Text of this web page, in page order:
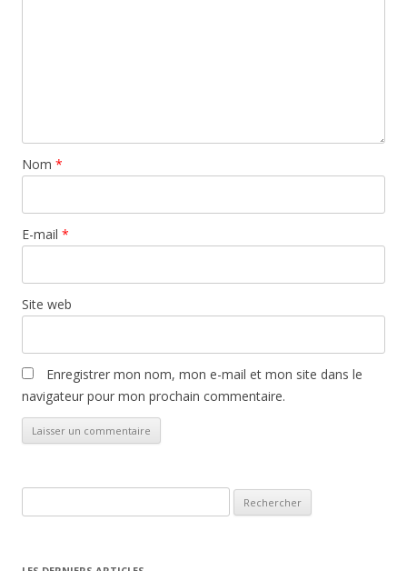
Nom *
E-mail *
Site web
Enregistrer mon nom, mon e-mail et mon site dans le
navigateur pour mon prochain commentaire.